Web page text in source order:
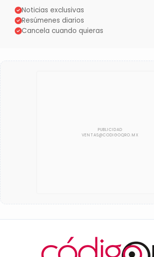
Noticias exclusivas
Resúmenes diarios
Cancela cuando quieras